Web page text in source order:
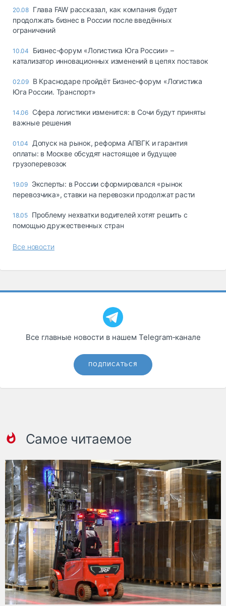
20.08 Глава FAW рассказал, как компания будет
продолжать бизнес в России после введённых
ограничений
10.04
Бизнес-форум «Логистика Юга России» –
катализатор инновационных изменений в цепях поставок
02.09 В Краснодаре пройдёт Бизнес-форум «Логистика
Юга России. Транспорт»
14.06 Сфера логистики изменится: в Сочи будут приняты
важные решения
01.04
Допуск на рынок, реформа АПВГК и гарантия
оплаты: в Москве обсудят настоящее и будущее
грузоперевозок
19.09 Эксперты: в России сформировался «рынок
перевозчика», ставки на перевозки продолжат расти
18.05 Проблему нехватки водителей хотят решить с
помощью дружественных стран
Все новости
Все главные новости в нашем Telegram‑канале
ПОДПИСАТЬСЯ
Самое читаемое